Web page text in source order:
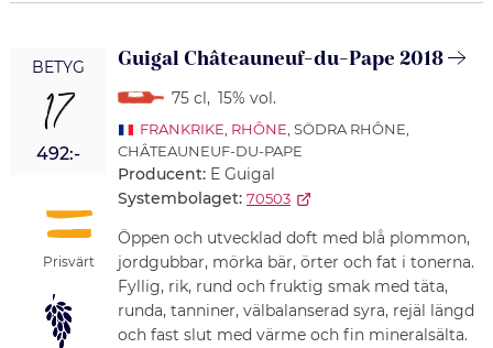
BETYG
17
492:-
Prisvärt
Guigal Châteauneuf-du-Pape 2018
75 cl, 15% vol.
FRANKRIKE RHÔNE , SÖDRA RHÔNE,
CHÂTEAUNEUF-DU-PAPE
Producent: E Guigal
Systembolaget: 70503
Öppen och utvecklad doft med blå plommon,
jordgubbar, mörka bär, örter och fat i tonerna.
Fyllig, rik, rund och fruktig smak med täta,
runda, tanniner, välbalanserad syra, rejäl längd
och fast slut med värme och fin mineralsälta.